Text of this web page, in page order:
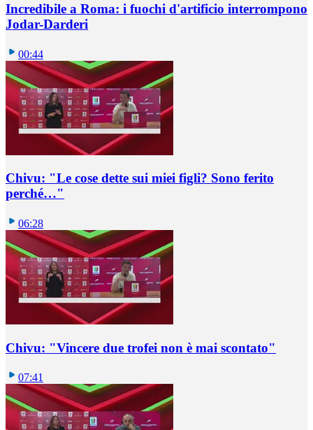
Incredibile a Roma: i fuochi d'artificio interrompono
Jodar-Darderi
00:44
Chivu: "Le cose dette sui miei figli? Sono ferito
perché…"
06:28
Chivu: "Vincere due trofei non è mai scontato"
07:41